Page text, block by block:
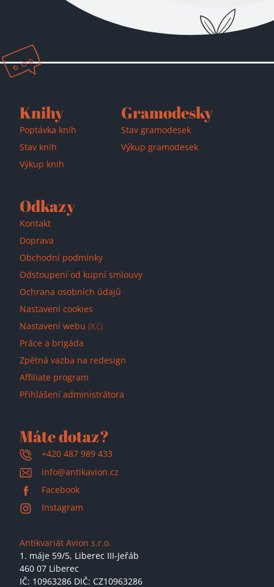
Knihy
Poptávka knih
Stav knih
Výkup knih
Gramodesky
Stav gramodesek
Výkup gramodesek
Odkazy
Kontakt
Doprava
Obchodní podmínky
Odstoupení od kupní smlouvy
Ochrana osobních údajů
Nastavení cookies
Nastavení webu (Kč)
Práce a brigáda
Zpětná vazba na redesign
Affiliate program
Přihlášení administrátora
Máte dotaz?
+420 487 989 433
info@antikavion.cz
Facebook
Instagram
Antikvariát Avion s.r.o.
1. máje 59/5, Liberec III-Jeřáb
460 07 Liberec
IČ: 10963286 DIČ: CZ10963286